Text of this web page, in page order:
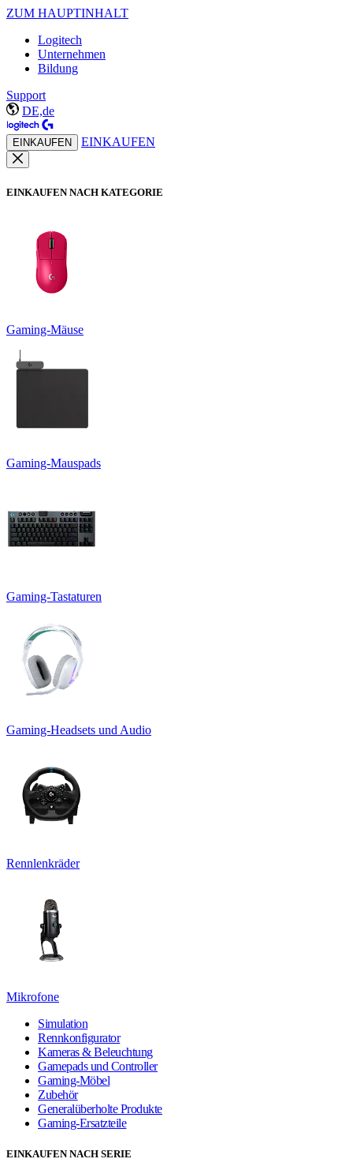
ZUM HAUPTINHALT
Logitech
Unternehmen
Bildung
Support
DE,de
EINKAUFEN EINKAUFEN
EINKAUFEN NACH KATEGORIE
Gaming-Mäuse
Gaming-Mauspads
Gaming-Tastaturen
Gaming-Headsets und Audio
Rennlenkräder
Mikrofone
Simulation
Rennkonfigurator
Kameras & Beleuchtung
Gamepads und Controller
Gaming-Möbel
Zubehör
Generalüberholte Produkte
Gaming-Ersatzteile
EINKAUFEN NACH SERIE